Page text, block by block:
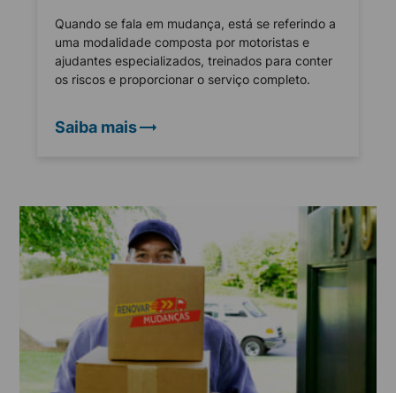
Quando se fala em mudança, está se referindo a
uma modalidade composta por motoristas e
ajudantes especializados, treinados para conter
os riscos e proporcionar o serviço completo.
Saiba mais